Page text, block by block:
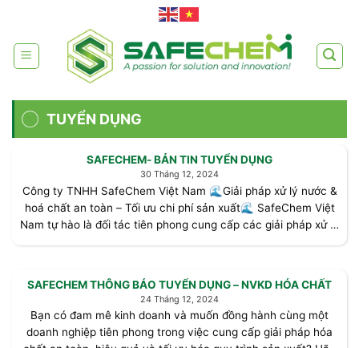
content
TUYỂN DỤNG
SAFECHEM- BẢN TIN TUYỂN DỤNG
30 Tháng 12, 2024
Công ty TNHH SafeChem Việt Nam 🌊Giải pháp xử lý nước &
hoá chất an toàn – Tối ưu chi phí sản xuất🌊 SafeChem Việt
Nam tự hào là đối tác tiên phong cung cấp các giải pháp xử lý
SAFECHEM THÔNG BÁO TUYỂN DỤNG – NVKD HÓA CHẤT
24 Tháng 12, 2024
Bạn có đam mê kinh doanh và muốn đồng hành cùng một
doanh nghiệp tiên phong trong việc cung cấp giải pháp hóa